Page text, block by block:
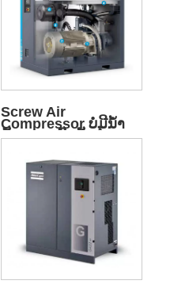
Screw Air
Compressor ບໍ່ມີນ້ໍາ
ມັນຄວາມກົດດັນຕ່ໍາ